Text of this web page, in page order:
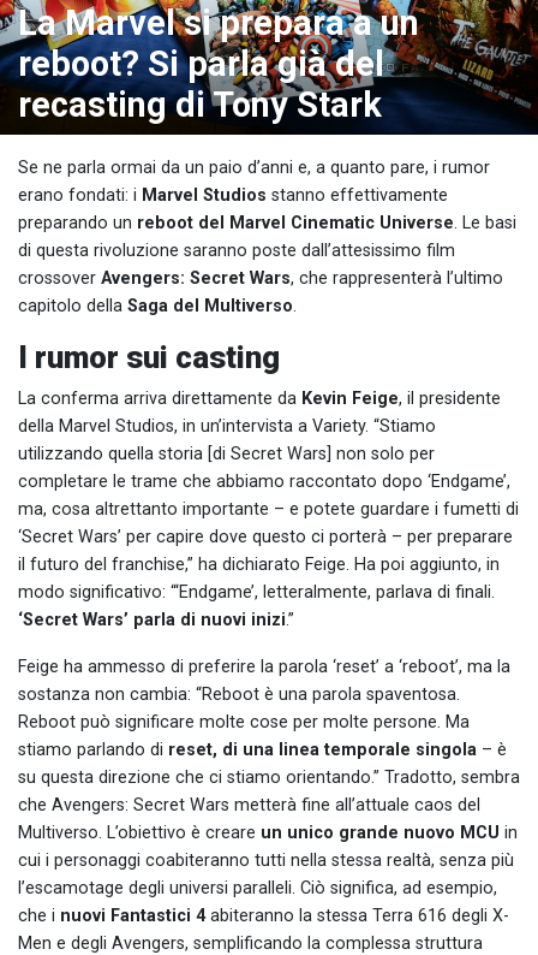
La Marvel si prepara a un
reboot? Si parla già del
recasting di Tony Stark
Se ne parla ormai da un paio d’anni e, a quanto pare, i rumor
erano fondati: i Marvel Studios stanno effettivamente
preparando un reboot del Marvel Cinematic Universe. Le basi
di questa rivoluzione saranno poste dall’attesissimo film
crossover Avengers: Secret Wars, che rappresenterà l’ultimo
capitolo della Saga del Multiverso.
I rumor sui casting
La conferma arriva direttamente da Kevin Feige, il presidente
della Marvel Studios, in un’intervista a Variety. “Stiamo
utilizzando quella storia [di Secret Wars] non solo per
completare le trame che abbiamo raccontato dopo ‘Endgame’,
ma, cosa altrettanto importante – e potete guardare i fumetti di
‘Secret Wars’ per capire dove questo ci porterà – per preparare
il futuro del franchise,” ha dichiarato Feige. Ha poi aggiunto, in
modo significativo: “‘Endgame’, letteralmente, parlava di finali.
‘Secret Wars’ parla di nuovi inizi.”
Feige ha ammesso di preferire la parola ‘reset’ a ‘reboot’, ma la
sostanza non cambia: “Reboot è una parola spaventosa.
Reboot può significare molte cose per molte persone. Ma
stiamo parlando di reset, di una linea temporale singola – è
su questa direzione che ci stiamo orientando.” Tradotto, sembra
che Avengers: Secret Wars metterà fine all’attuale caos del
Multiverso. L’obiettivo è creare un unico grande nuovo MCU in
cui i personaggi coabiteranno tutti nella stessa realtà, senza più
l’escamotage degli universi paralleli. Ciò significa, ad esempio,
che i nuovi Fantastici 4abiteranno la stessa Terra 616 degli X-
Men e degli Avengers, semplificando la complessa struttura